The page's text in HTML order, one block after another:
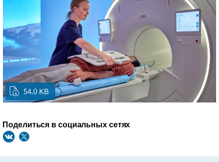
54.0 KB
Поделиться в социальных сетях